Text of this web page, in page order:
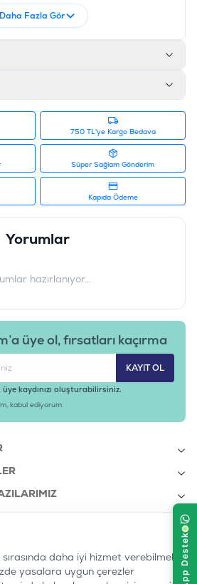
Yağ %7, Ham kül%2,5, Ham Lif %0,5,
E 20mg, Demir 40mg, Çinko 27mg,
:
42017110
Daha Fazla Gör
750 TL'ye Kargo Bedava
Süper Sağlam Gönderim
Kapıda Ödeme
Yorumlar
hazırlanıyor...
üye ol, fırsatları kaçırma
KAYIT OL
kaydınızı oluşturabilirsiniz.
kabul ediyorum.
sırasında daha iyi hizmet verebilmek
yasalara uygun çerezler